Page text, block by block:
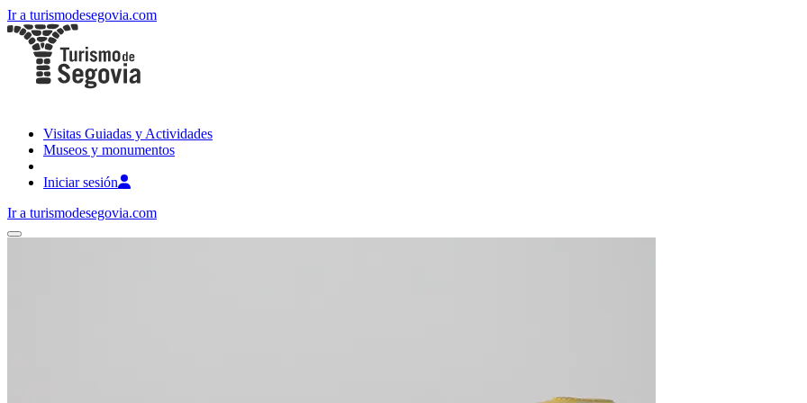
Ir a turismodesegovia.com
Visitas Guiadas y Actividades
Museos y monumentos
Iniciar sesión
Ir a turismodesegovia.com